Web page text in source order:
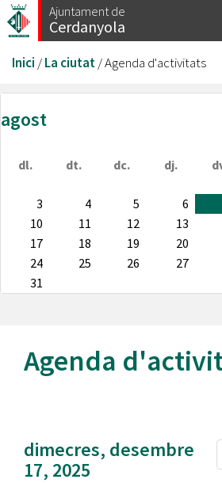
Vés
al
Ajuntament de
Cerdanyola
Esteu
aquí
Inici /La ciutat/Agenda d'activitats
agost
dl. dt. dc. dj.
3
4 5 6
10
11 12 13
17
18 19 20
24
25 26 27
31
Agenda
dimecres, desembre
17, 2025